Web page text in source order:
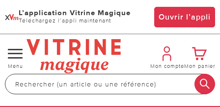
x L’application Vitrine Magique
Téléchargez l’appli maintenant Ouvrir l’appli
Changer
de
navigation
Menu Mon compteMon panier